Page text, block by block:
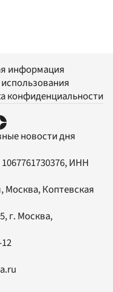
информация
конфиденциальности
новости дня
ИНН
Москва, Коптевская
, г. Москва,